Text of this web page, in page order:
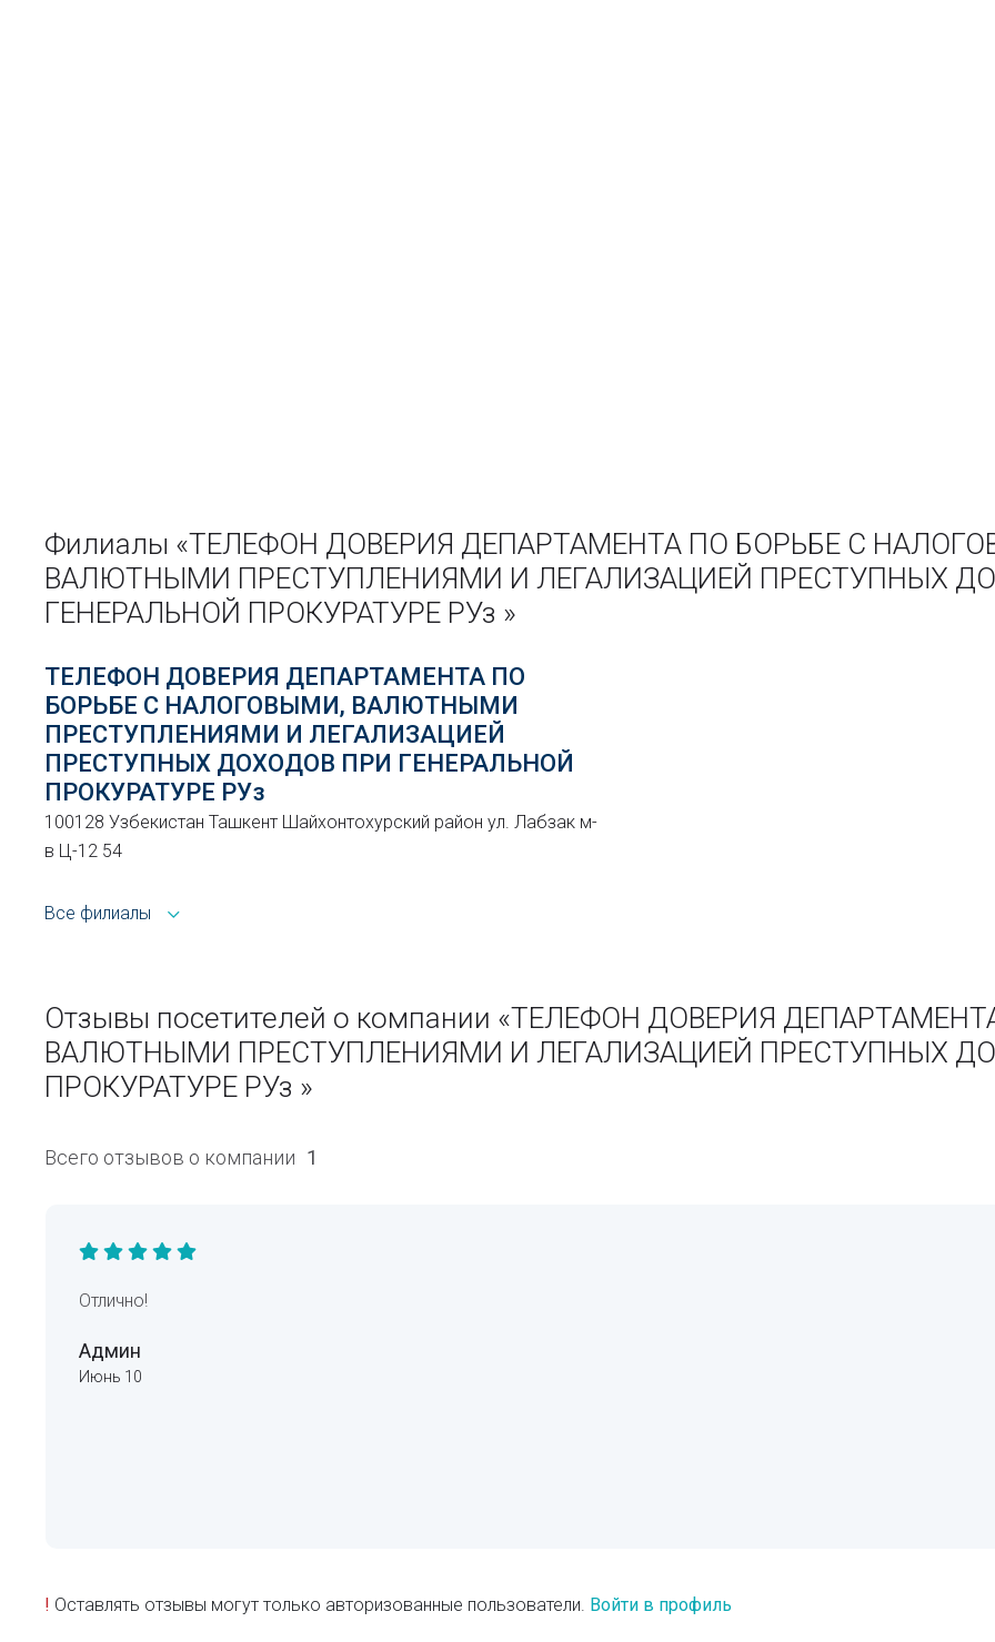
Филиалы «ТЕЛЕФОН ДОВЕРИЯ ДЕПАРТАМЕНТА ПО БОРЬБЕ С
ВАЛЮТНЫМИ ПРЕСТУПЛЕНИЯМИ И ЛЕГАЛИЗАЦИЕЙ ПРЕСТУПНЫХ
ГЕНЕРАЛЬНОЙ ПРОКУРАТУРЕ РУз »
ТЕЛЕФОН ДОВЕРИЯ ДЕПАРТАМЕНТА ПО
БОРЬБЕ С НАЛОГОВЫМИ, ВАЛЮТНЫМИ
ПРЕСТУПЛЕНИЯМИ И ЛЕГАЛИЗАЦИЕЙ
ПРЕСТУПНЫХ ДОХОДОВ ПРИ ГЕНЕРАЛЬНОЙ
ПРОКУРАТУРЕ РУз
100128 Узбекистан Ташкент Шайхонтохурский район ул. Лабзак м-
в Ц-12 54
Все филиалы
Отзывы посетителей о компании «ТЕЛЕФОН ДОВЕРИЯ
ВАЛЮТНЫМИ ПРЕСТУПЛЕНИЯМИ И ЛЕГАЛИЗАЦИЕЙ ПРЕСТУПНЫХ
ПРОКУРАТУРЕ РУз »
Всего отзывов о компании 1
Отлично!
Админ
Июнь 10
! Оставлять отзывы могут только авторизованные пользователи. Войти в профиль